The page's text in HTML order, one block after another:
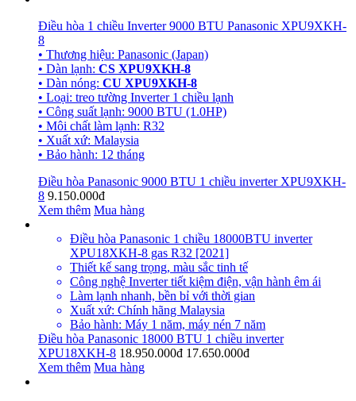
Điều hòa 1 chiều Inverter 9000 BTU Panasonic XPU9XKH-
8
• Thương hiệu: Panasonic (Japan)
• Dàn lạnh: CS XPU9XKH-8
• Dàn nóng: CU XPU9XKH-8
• Loại: treo tường Inverter 1 chiều lạnh
• Công suất lạnh: 9000 BTU (1.0HP)
• Môi chất làm lạnh: R32
• Xuất xứ: Malaysia
• Bảo hành: 12 tháng
Điều hòa Panasonic 9000 BTU 1 chiều inverter XPU9XKH-
8 9.150.000đ
Xem thêm Mua hàng
Điều hòa Panasonic 1 chiều 18000BTU inverter
XPU18XKH-8 gas R32 [2021]
Thiết kế sang trọng, màu sắc tinh tế
Công nghệ Inverter tiết kiệm điện, vận hành êm ái
Làm lạnh nhanh, bền bỉ với thời gian
Xuất xứ: Chính hãng Malaysia
Bảo hành: Máy 1 năm, máy nén 7 năm
Điều hòa Panasonic 18000 BTU 1 chiều inverter
XPU18XKH-8 18.950.000đ 17.650.000đ
Xem thêm Mua hàng